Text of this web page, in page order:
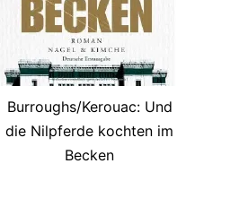
Burroughs/Kerouac: Und
die Nilpferde kochten im
Becken